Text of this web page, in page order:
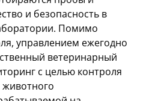
и безопасность в
Помимо
управлением ежегодно
ветеринарный
с целью контроля
животного